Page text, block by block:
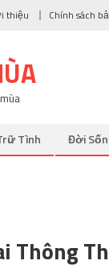
thiệu Chính sách
Tình Đời
Thông